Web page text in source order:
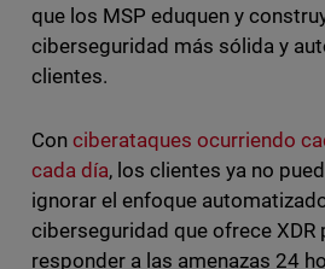
que los MSP eduquen y
ciberseguridad más sólida y
clientes.
Con ciberataques ocurriendo
cada día, los clientes ya no
ignorar el enfoque
ciberseguridad que ofrece XDR
responder a las amenazas 24